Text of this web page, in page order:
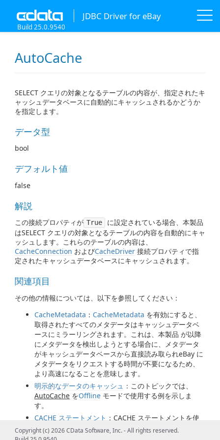
JDBC Driver for eBay
Build 25.0.9540
AutoCache
SELECT クエリの対象となるテーブルの内容が、指定されたキ
ャッシュデータベースに自動的にキャッシュされるかどうか
を指定します。
データ型
bool
デフォルト値
false
解説
この接続プロパティが True
に設定されている場合、本製品
はSELECT クエリの対象となるテーブルの内容を自動的にキャ
ッシュします。これらのテーブルの内容は、
CacheConnection およびCacheDriver 接続プロパティで指
定されたキャッシュデータベースにキャッシュされます。
関連項目
その他の情報については、以下を参照してください：
CacheMetadata ： CacheMetadata を有効にすると、
取得されたすべてのメタデータはキャッシュデータベ
ースにミラーリングされます。これは、本製品 が以降
にメタデータを検出しようとする場合に、メタデータ
がキャッシュデータベースから直接読み取られeBay に
メタデータをリクエストする時間が不要になるため、
より高速になることを意味します。
明示的なデータのキャッシュ ：このトピックでは、
AutoCache をOffline モードで使用する例を示しま
す。
CACHE ステートメント ：CACHE ステートメントを使
用して、SELECT クエリの対象となる任意のテーブルの
内容を明示的にキャッシュできます。
Copyright (c) 2026 CData Software, Inc. - All rights reserved.